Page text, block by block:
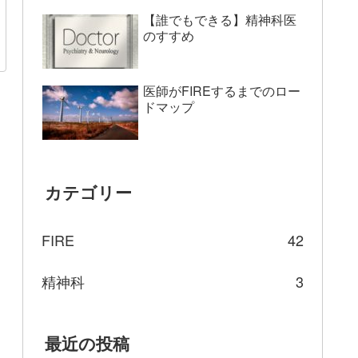
【誰でもできる】精神科医
のすすめ
医師がFIREするまでのロー
ドマップ
カテゴリー
FIRE
42
精神科
3
最近の投稿